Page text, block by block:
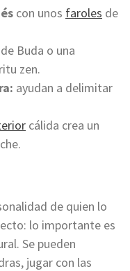
con unos faroles de
de Buda o una
zen.
ayudan a delimitar
cálida crea un
de quien lo
lo importante es
Se pueden
jugar con las